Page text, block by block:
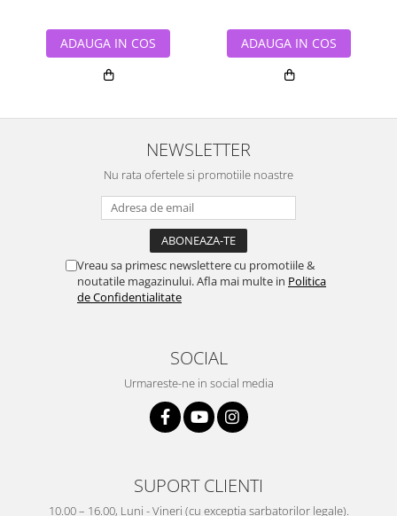
ADAUGA IN COS ADAUGA IN COS
NEWSLETTER
Nu rata ofertele si promotiile noastre
Vreau sa primesc newslettere cu promotiile &
noutatile magazinului. Afla mai multe in Politica
de Confidentialitate
SOCIAL
Urmareste-ne in social media
SUPORT CLIENTI
10.00 – 16.00, Luni - Vineri (cu exceptia sarbatorilor legale).